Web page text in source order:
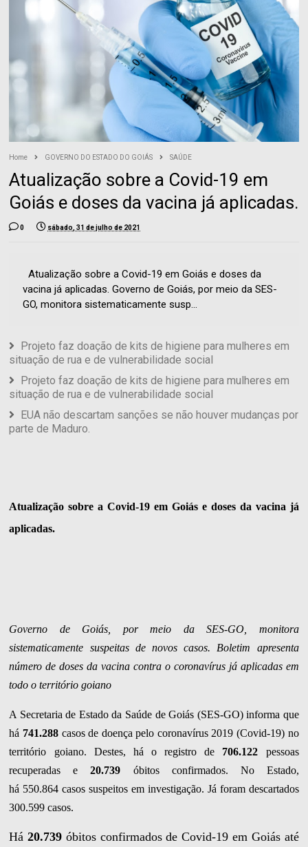
Home GOVERNO DO ESTADO DO GOIÁS SAÚDE
Atualização sobre a Covid-19 em
Goiás e doses da vacina já aplicadas.
0 sábado, 31 de julho de 2021
Atualização sobre a Covid-19 em Goiás e doses da
vacina já aplicadas. Governo de Goiás, por meio da SES-
GO, monitora sistematicamente susp...
Projeto faz doação de kits de higiene para mulheres em
situação de rua e de vulnerabilidade social
Projeto faz doação de kits de higiene para mulheres em
situação de rua e de vulnerabilidade social
EUA não descartam sanções se não houver mudanças por
parte de Maduro.
Atualização sobre a Covid-19 em Goiás e doses da vacina já
aplicadas.
Governo de Goiás, por meio da SES-GO, monitora
sistematicamente suspeitas de novos casos. Boletim apresenta
número de doses da vacina contra o coronavírus já aplicadas em
todo o território goiano
A Secretaria de Estado da Saúde de Goiás (SES-GO) informa que
há 741.288 casos de doença pelo coronavírus 2019 (Covid-19) no
território goiano. Destes, há o registro de 706.122
pessoas
recuperadas e20.739 óbitos confirmados. No Estado,
há 550.864 casos suspeitos em investigação. Já foram descartados
300.599 casos.
Há20.739 óbitos confirmados de Covid-19 em Goiás até